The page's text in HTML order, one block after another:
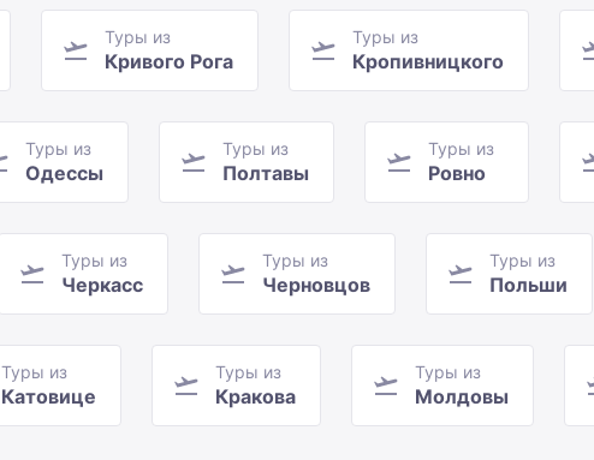
Туры из
Кривого Рога
Туры из
Кропивницкого
Туры из
Одессы
Туры из
Полтавы
Туры из
Ровно
Туры из
Черкасс
Туры из
Черновцов
Туры из
Польши
Туры из
Катовице
Туры из
Кракова
Туры из
Молдовы